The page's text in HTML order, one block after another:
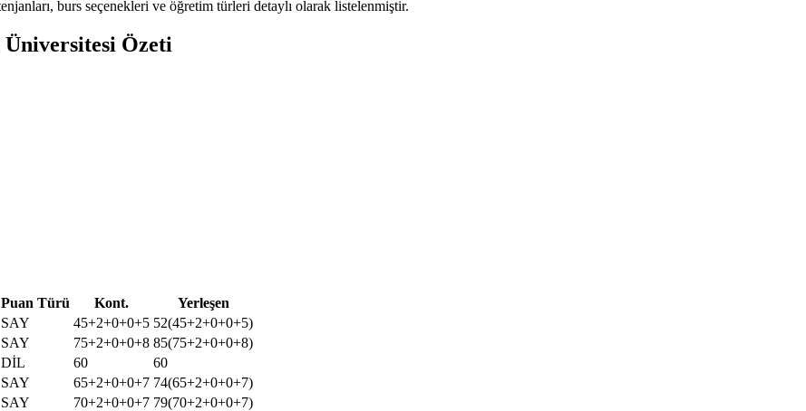
burs seçenekleri ve öğretim türleri detaylı olarak listelenmiştir.
Özeti
Puan Türü Kont.
Yerleşen
SAY 45+2+0+0+5 52(45+2+0+0+5)
SAY 75+2+0+0+8 85(75+2+0+0+8)
DİL 60
60
SAY 65+2+0+0+7 74(65+2+0+0+7)
SAY 70+2+0+0+7 79(70+2+0+0+7)